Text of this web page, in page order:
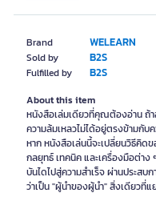
Brand WELEARN
Sold by B2S
Fulfilled by B2S
About this item
หนังสือเล่มเดียวที่คุณต้องอ่าน ถ้า
ความล้มเหลวไม่ได้อยู่ตรงข้ามกับ
หาก หนังสือเล่นนี้จะเปลี่ยนวิธีคิ
กลยุทธ์ เทคนิค และเครื่องมือต่าง
บันไดไปสู่ความสำเร็จ ผ่านประส
ว่าเป็น "ผู้นำของผู้นำ" สิ่งเดียวที่